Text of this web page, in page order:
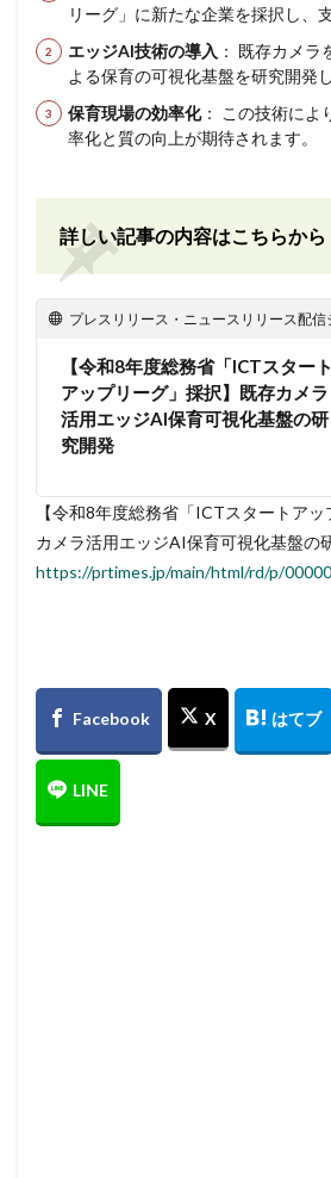
リーグ」に新たな企業を採択し、
エッジAI技術の導入 ： 既存カメ
よる保育の可視化基盤を研究開発し
保育現場の効率化： この技術によ
率化と質の向上が期待されます。
詳しい記事の内容はこちらから
プレスリリース・ニュースリリース配信シ
【令和8年度総務省「ICTスタート
アップリーグ」採択】既存カメラ
活用エッジAI保育可視化基盤の研
究開発
【令和8年度総務省「ICTスタートア
カメラ活用エッジAI保育可視化基盤の
https://prtimes.jp/main/html/rd/p/